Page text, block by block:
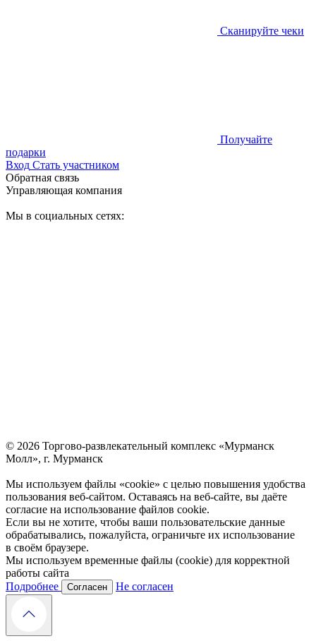
Сканируйте чеки
Получайте
подарки
Вход Стать участником
Обратная связь
Управляющая компания
Мы в социальных сетях:
© 2026 Торгово-развлекательный комплекс «Мурманск
Молл», г. Мурманск
Мы используем файлы «cookie» с целью повышения удобства
пользования веб-сайтом. Оставаясь на веб-сайте, вы даёте
согласие на использование файлов cookie.
Если вы не хотите, чтобы ваши пользовательские данные
обрабатывались, пожалуйста, ограничьте их использование
в своём браузере.
Мы используем временные файлы (cookie) для корректной
работы сайта
Подробнее
Согласен Не согласен